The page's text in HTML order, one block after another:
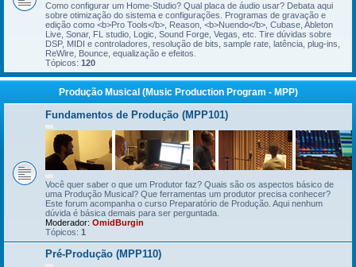
Como configurar um Home-Studio? Qual placa de áudio usar? Debata aqui
sobre otimização do sistema e configurações. Programas de gravação e
edição como <b>Pro Tools</b>, Reason, <b>Nuendo</b>, Cubase, Ableton
Live, Sonar, FL studio, Logic, Sound Forge, Vegas, etc. Tire dúvidas sobre
DSP, MIDI e controladores, resolução de bits, sample rate, latência, plug-ins,
ReWire, Bounce, equalização e efeitos.
Tópicos: 120
Produção Musical (Music Production Program - MPP)
Fundamentos de Produção (MPP101)
Você quer saber o que um Produtor faz? Quais são os aspectos básico de
uma Produção Musical? Que ferramentas um produtor precisa conhecer?
Este forum acompanha o curso Preparatório de Produção. Aqui nenhum
dúvida é básica demais para ser perguntada.
Moderador: OmidBurgin
Tópicos: 1
Pré-Produção (MPP110)